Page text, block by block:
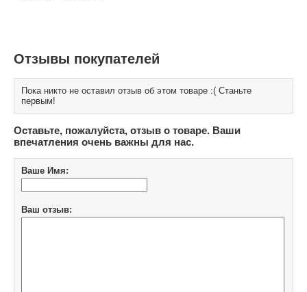
Отзывы покупателей
Пока никто не оставил отзыв об этом товаре :( Станьте
первым!
Оставьте, пожалуйста, отзыв о товаре. Ваши
впечатления очень важны для нас.
Ваше Имя:
Ваш отзыв: